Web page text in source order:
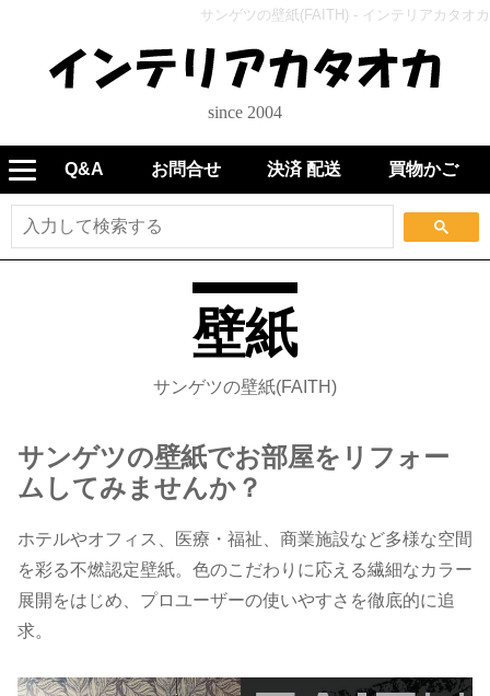
サンゲツの壁紙(FAITH) - インテリアカタオカ
since 2004
壁紙
サンゲツの壁紙(FAITH)
サンゲツの壁紙でお部屋をリフォー
ムしてみませんか？
ホテルやオフィス、医療・福祉、商業施設など多様な空間
を彩る不燃認定壁紙。色のこだわりに応える繊細なカラー
展開をはじめ、プロユーザーの使いやすさを徹底的に追
求。
Q&A お問合せ 決済 配送 買物かご